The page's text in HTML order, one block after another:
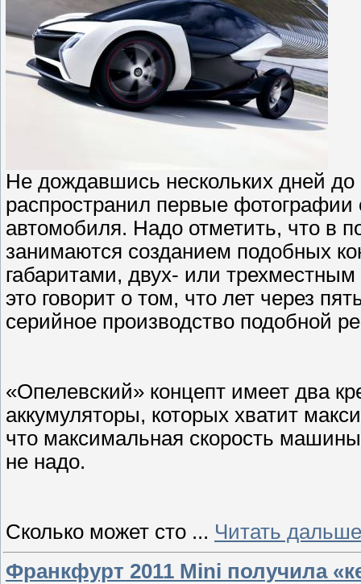
Не дождавшись нескольких дней
распространил первые фотографии
автомобиля. Надо отметить, что в
занимаются созданием подобных
габаритами, двух- или
это говорит о том, что лет через
серийное производство подобной
«Опелевский» концепт имеет два
аккумуляторы, которых хватит
что максимальная скорость
не надо.
Сколько может сто ... Читать
Франкфурт 2011 Mini получила